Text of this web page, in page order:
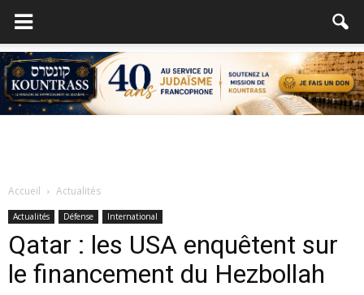
Accueil Actualités
Actualités Défense International
Qatar : les USA enquêtent sur
le financement du Hezbollah